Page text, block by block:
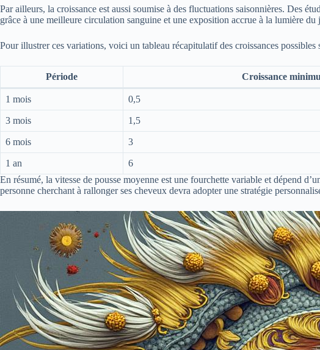
Par ailleurs, la croissance est aussi soumise à des fluctuations saisonnières. Des
grâce à une meilleure circulation sanguine et une exposition accrue à la lumière
Pour illustrer ces variations, voici un tableau récapitulatif des croissances possibles
Période Croissance
1 mois 0,5
3 mois 1,5
6 mois 3
1 an 6
En résumé, la vitesse de pousse moyenne est une fourchette variable et dépend
personne cherchant à rallonger ses cheveux devra adopter une stratégie